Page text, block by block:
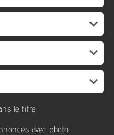
le titre
avec photo